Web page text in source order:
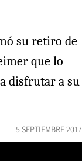
su retiro de
que lo
disfrutar a su
5 SEPTIEMBRE 2017